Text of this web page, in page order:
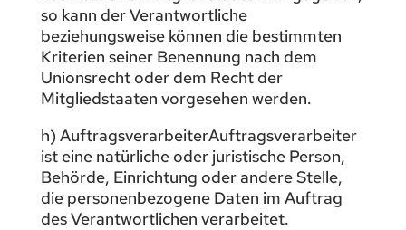
so kann der Verantwortliche
beziehungsweise können die bestimmten
Kriterien seiner Benennung nach dem
Unionsrecht oder dem Recht der
Mitgliedstaaten vorgesehen werden.
h) AuftragsverarbeiterAuftragsverarbeiter
ist eine natürliche oder juristische Person,
Behörde, Einrichtung oder andere Stelle,
die personenbezogene Daten im Auftrag
des Verantwortlichen verarbeitet.